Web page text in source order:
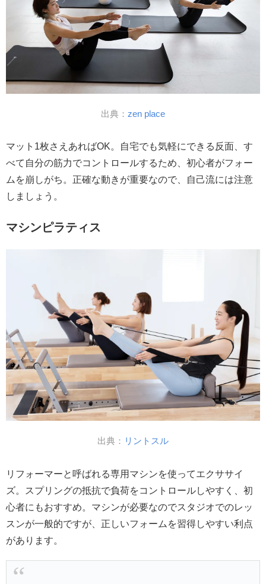
出典： zen place
マット1枚さえあればOK。自宅でも気軽にできる反面、す
べて自分の筋力でコントロールするため、初心者がフォー
ムを崩しがち。正確な動きが重要なので、自己流には注意
しましょう。
マシンピラティス
出典： リントスル
リフォーマーと呼ばれる専用マシンを使ってエクササイ
ズ。スプリングの抵抗で負荷をコントロールしやすく、初
心者にもおすすめ。マシンが必要なのでスタジオでのレッ
スンが一般的ですが、正しいフォームを習得しやすい利点
があります。